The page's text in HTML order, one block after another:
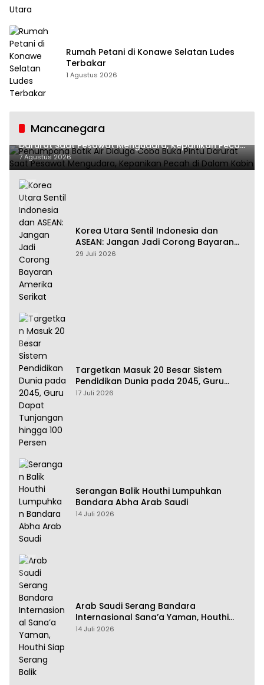
Rumah Petani di Konawe Selatan Ludes
Terbakar
1 Agustus 2026
Mancanegara
Penumpang Batik Air Diduga Coba Buka Pintu
Darurat Saat Pesawat Mengudara, Kepanikan Pecah
di Dalam Kabin
7 Agustus 2026
Korea Utara Sentil Indonesia dan
ASEAN: Jangan Jadi Corong Bayaran
Amerika Serikat
29 Juli 2026
Targetkan Masuk 20 Besar Sistem
Pendidikan Dunia pada 2045, Guru
Dapat Tunjangan hingga 100 Persen
17 Juli 2026
Serangan Balik Houthi Lumpuhkan
Bandara Abha Arab Saudi
14 Juli 2026
Arab Saudi Serang Bandara
Internasional Sana’a Yaman, Houthi
Siap Serang Balik
14 Juli 2026